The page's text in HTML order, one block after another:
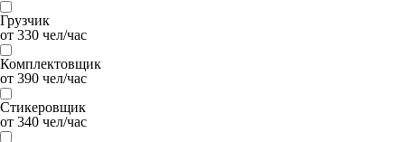
Грузчик
от 330 чел/час
Комплектовщик
от 390 чел/час
Стикеровщик
от 340 чел/час